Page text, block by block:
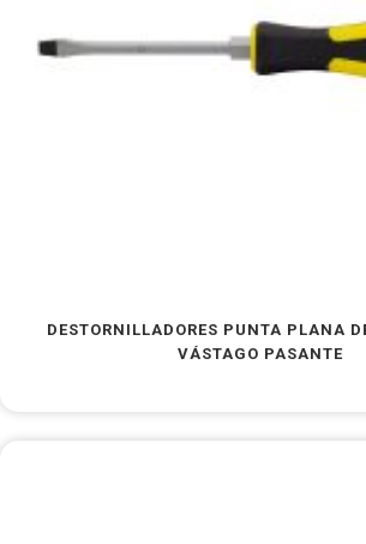
DESTORNILLADORES PUNTA PLANA
VÁSTAGO PASANTE